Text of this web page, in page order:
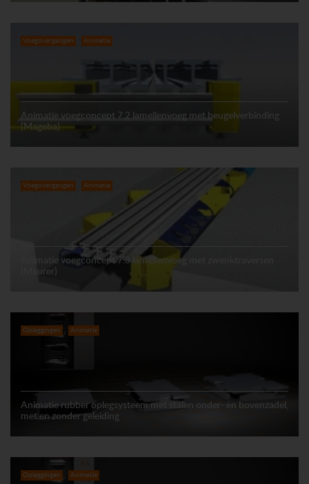
Voegovergangen Animatie
Animatie voegconcept 7.2 lamellenvoeg met beugelverbinding
(Mageba)
Voegovergangen Animatie
Animatie voegconcept 7.3 lamellenvoeg met zwenktraversen
(Maurer)
Opleggingen Animatie
Animatie rubber oplegsysteem met stalen onder- en bovenzadel,
met en zonder geleiding
Opleggingen Animatie